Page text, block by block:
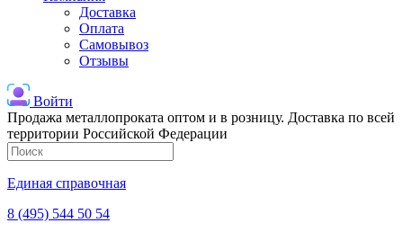
Доставка
Оплата
Самовывоз
Отзывы
Войти
Продажа металлопроката оптом и в розницу. Доставка по всей
территории Российской Федерации
Единая справочная
8 (495) 544 50 54